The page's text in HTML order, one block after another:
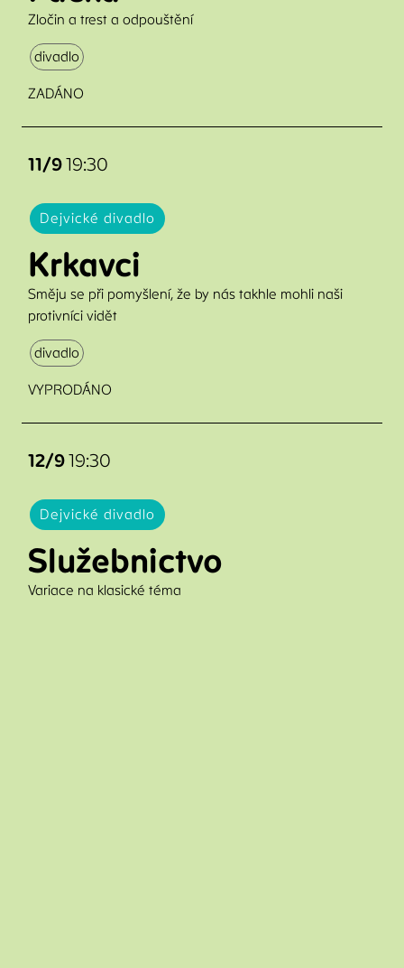
Zločin a trest a odpouštění
divadlo
ZADÁNO
11/919:30
Dejvické divadlo
Krkavci
Směju se při pomyšlení, že by nás takhle mohli naši
protivníci vidět
divadlo
VYPRODÁNO
12/919:30
Dejvické divadlo
Služebnictvo
Variace na klasické téma